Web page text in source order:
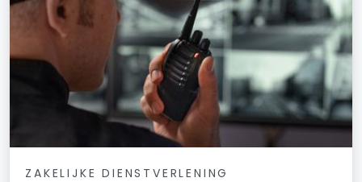
ZAKELIJKE DIENSTVERLENING